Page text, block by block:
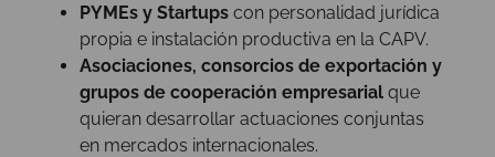
PYMEs y Startups con personalidad jurídica
propia e instalación productiva en la CAPV.
Asociaciones, consorcios de exportación y
grupos de cooperación empresarial que
quieran desarrollar actuaciones conjuntas
en mercados internacionales.